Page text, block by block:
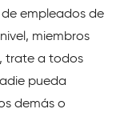
empleados de
miembros
trate a todos
pueda
demás o